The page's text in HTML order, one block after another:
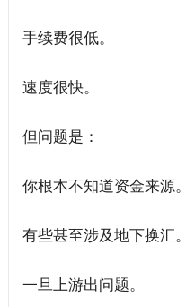
手续费很低。
速度很快。
但问题是：
你根本不知道资金来源。
有些甚至涉及地下换汇。
一旦上游出问题。